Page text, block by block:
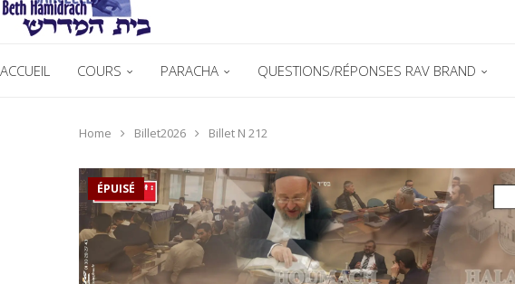
ACCUEIL COURS PARACHA QUESTIONS/RÉPONSES RAV BRAND
Home Billet2026 Billet N 212
ÉPUISÉ